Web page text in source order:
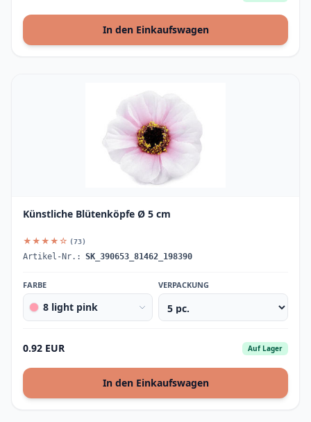
In den Einkaufswagen
Künstliche Blütenköpfe Ø 5 cm
★★★★☆ (73)
Artikel-Nr.: SK_390653_81462_198390
FARBE
8 light pink
VERPACKUNG
0.92 EUR Auf Lager
In den Einkaufswagen